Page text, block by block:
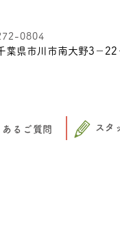
葉県市川市南大野3－
0804
あるご質問 スタ